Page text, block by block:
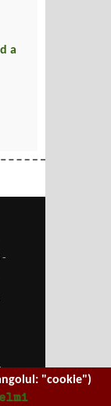
a
-
"cookie")